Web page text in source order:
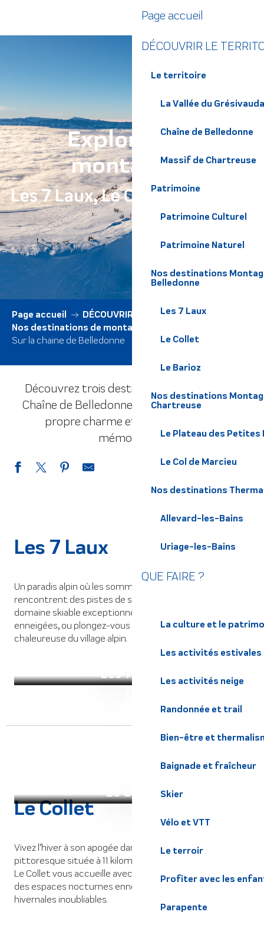
contenu
Page accueil
DÉCOUVRIR LE
Le territoire
La Vallée du
Chaîne de Belledonne
Massif de Chartreuse
Patrimoine
Patrimoine Culturel
Patrimoine Naturel
Nos destinations
Belledonne
Les 7 Laux
Le Collet
Le Barioz
Nos destinations
Chartreuse
Le Plateau des Petites
Le Col de Marcieu
Nos destinations
Allevard-les-Bains
Uriage-les-Bains
QUE FAIRE ?
La culture et le
Les activités estivales
Les activités neige
Randonnée et trail
Bien-être et
Baignade et fraîcheur
Skier
Vélo et VTT
Le terroir
Profiter avec les
Parapente
Explorez les
montagnes
Les 7 Laux, Le Collet, Le Barioz
Page accueil
DÉCOUVRIR LE TERRITOIRE
Nos destinations de montagne
Sur la chaine de Belledonne
Découvrez trois destinations uniques de la
Chaîne de Belledonne, chacune offrant son
propre charme et des expériences
mémorables.
Les 7 Laux
Un paradis alpin où les sommets majestueux
rencontrent des pistes de ski exaltantes. Explorez un
domaine skiable exceptionnel, dévalez les pentes
enneigées, ou plongez-vous dans l’ambiance
chaleureuse du village alpin.
Les 7 Laux
Le Collet
Le Collet
Vivez l’hiver à son apogée dans cette station de ski
pittoresque située à 11 kilomètres d’Allevard-les-Bains.
Le Collet vous accueille avec un vaste domaine skiable,
des espaces nocturnes enneigés et des activités
hivernales inoubliables.